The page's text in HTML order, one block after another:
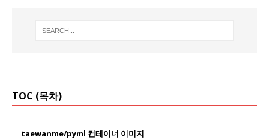
TOC (목차)
taewanme/pyml 컨테이너 이미지